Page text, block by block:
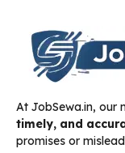
At JobSewa.in, our
timely, and
promises or